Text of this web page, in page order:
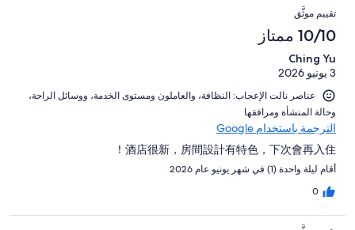
تقييم موثَّق
10/10 ممتاز
Ching Yu
3 يونيو 2026
عناصر نالت الإعجاب: ⁦النظافة⁩، و⁦العاملون ومستوى الخدمة⁩، و⁦وسائل الراحة⁩،
و⁦حالة المنشأة ومرافقها⁩
الترجمة باستخدام Google
酒店很新，房間設計有特色，下次會再入住！
أقام ليلة واحدة (1) في شهر يونيو عام 2026
0